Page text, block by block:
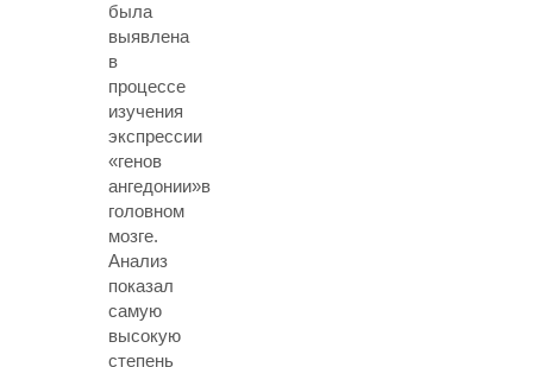
была
выявлена
в
процессе
изучения
экспрессии
«генов
ангедонии»в
головном
мозге.
Анализ
показал
самую
высокую
степень